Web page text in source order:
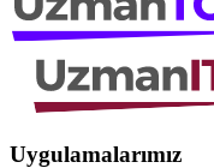
Uygulamalarımız